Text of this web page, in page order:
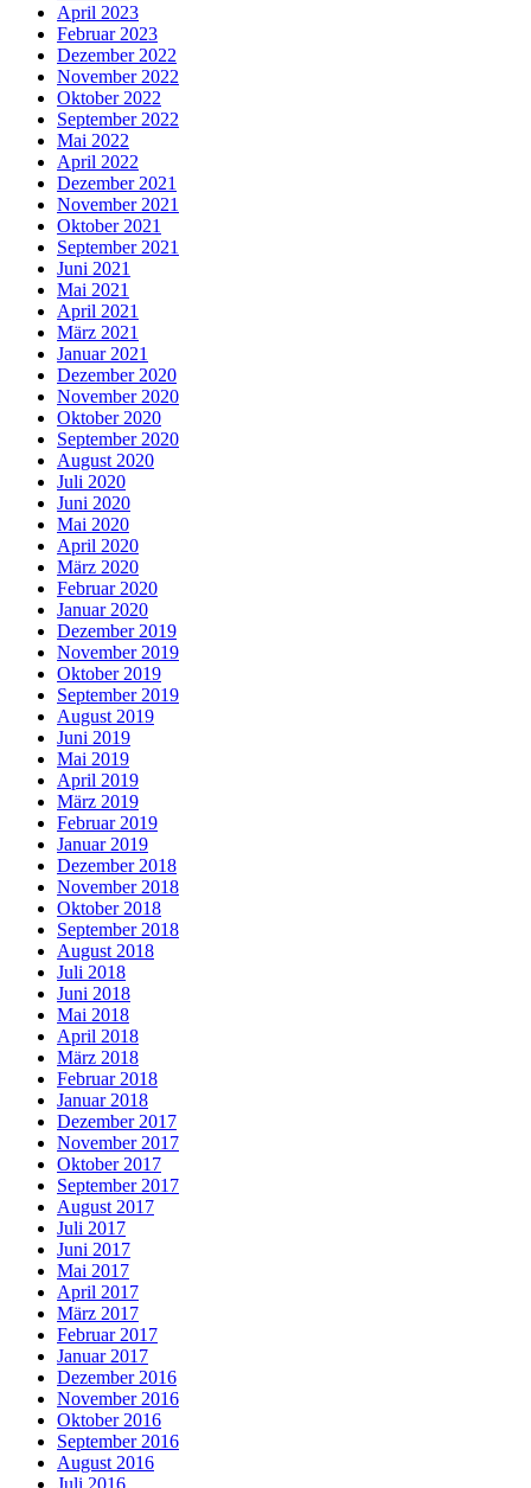
April 2023
Februar 2023
Dezember 2022
November 2022
Oktober 2022
September 2022
Mai 2022
April 2022
Dezember 2021
November 2021
Oktober 2021
September 2021
Juni 2021
Mai 2021
April 2021
März 2021
Januar 2021
Dezember 2020
November 2020
Oktober 2020
September 2020
August 2020
Juli 2020
Juni 2020
Mai 2020
April 2020
März 2020
Februar 2020
Januar 2020
Dezember 2019
November 2019
Oktober 2019
September 2019
August 2019
Juni 2019
Mai 2019
April 2019
März 2019
Februar 2019
Januar 2019
Dezember 2018
November 2018
Oktober 2018
September 2018
August 2018
Juli 2018
Juni 2018
Mai 2018
April 2018
März 2018
Februar 2018
Januar 2018
Dezember 2017
November 2017
Oktober 2017
September 2017
August 2017
Juli 2017
Juni 2017
Mai 2017
April 2017
März 2017
Februar 2017
Januar 2017
Dezember 2016
November 2016
Oktober 2016
September 2016
August 2016